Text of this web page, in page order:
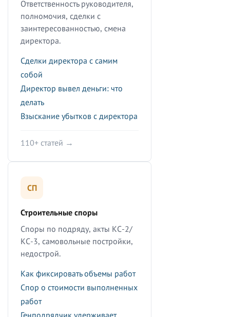
Ответственность руководителя,
полномочия, сделки с
заинтересованностью, смена
директора.
Сделки директора с самим
собой
Директор вывел деньги: что
делать
Взыскание убытков с директора
110+ статей →
СП
Строительные споры
Споры по подряду, акты КС-2/
КС-3, самовольные постройки,
недострой.
Как фиксировать объемы работ
Спор о стоимости выполненных
работ
Генподрядчик удерживает